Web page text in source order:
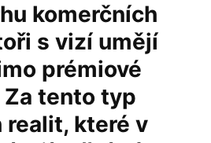
komerčních
s vizí umějí
prémiové
tento typ
které v